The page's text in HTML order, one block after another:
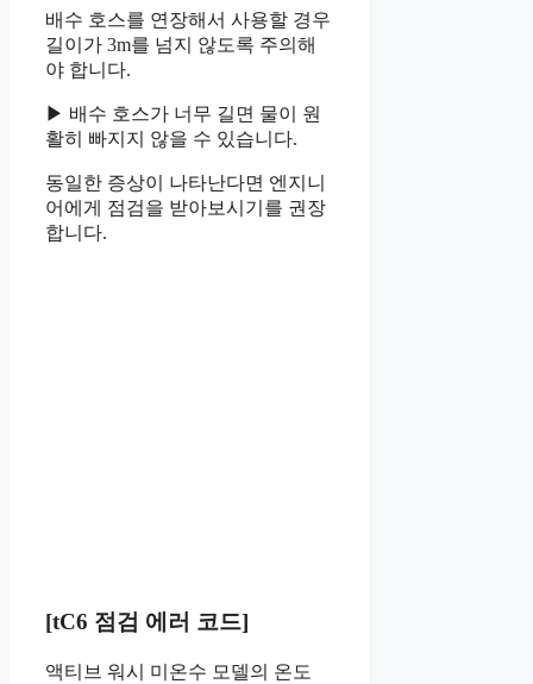
배수 호스를 연장해서 사용할 경우
길이가 3m를 넘지 않도록 주의해
야 합니다.
▶ 배수 호스가 너무 길면 물이 원
활히 빠지지 않을 수 있습니다.
동일한 증상이 나타난다면 엔지니
어에게 점검을 받아보시기를 권장
합니다.
[tC6 점검 에러 코드]
액티브 워시 미온수 모델의 온도